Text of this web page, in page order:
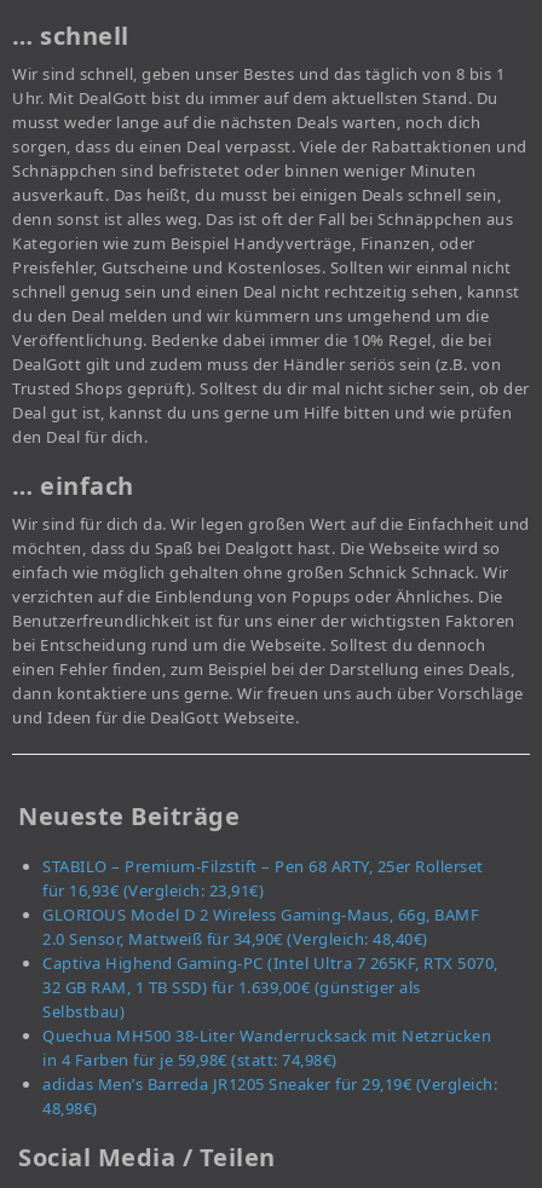
… schnell
Wir sind schnell, geben unser Bestes und das täglich von 8 bis 1
Uhr. Mit DealGott bist du immer auf dem aktuellsten Stand. Du
musst weder lange auf die nächsten Deals warten, noch dich
sorgen, dass du einen Deal verpasst. Viele der Rabattaktionen und
Schnäppchen sind befristetet oder binnen weniger Minuten
ausverkauft. Das heißt, du musst bei einigen Deals schnell sein,
denn sonst ist alles weg. Das ist oft der Fall bei Schnäppchen aus
Kategorien wie zum Beispiel Handyverträge, Finanzen, oder
Preisfehler, Gutscheine und Kostenloses. Sollten wir einmal nicht
schnell genug sein und einen Deal nicht rechtzeitig sehen, kannst
du den Deal melden und wir kümmern uns umgehend um die
Veröffentlichung. Bedenke dabei immer die 10% Regel, die bei
DealGott gilt und zudem muss der Händler seriös sein (z.B. von
Trusted Shops geprüft). Solltest du dir mal nicht sicher sein, ob der
Deal gut ist, kannst du uns gerne um Hilfe bitten und wie prüfen
den Deal für dich.
… einfach
Wir sind für dich da. Wir legen großen Wert auf die Einfachheit und
möchten, dass du Spaß bei Dealgott hast. Die Webseite wird so
einfach wie möglich gehalten ohne großen Schnick Schnack. Wir
verzichten auf die Einblendung von Popups oder Ähnliches. Die
Benutzerfreundlichkeit ist für uns einer der wichtigsten Faktoren
bei Entscheidung rund um die Webseite. Solltest du dennoch
einen Fehler finden, zum Beispiel bei der Darstellung eines Deals,
dann kontaktiere uns gerne. Wir freuen uns auch über Vorschläge
und Ideen für die DealGott Webseite.
Neueste Beiträge
STABILO – Premium-Filzstift – Pen 68 ARTY, 25er Rollerset
für 16,93€ (Vergleich: 23,91€)
GLORIOUS Model D 2 Wireless Gaming-Maus, 66g, BAMF
2.0 Sensor, Mattweiß für 34,90€ (Vergleich: 48,40€)
Captiva Highend Gaming-PC (Intel Ultra 7 265KF, RTX 5070,
32 GB RAM, 1 TB SSD) für 1.639,00€ (günstiger als
Selbstbau)
Quechua MH500 38-Liter Wanderrucksack mit Netzrücken
in 4 Farben für je 59,98€ (statt: 74,98€)
adidas Men’s Barreda JR1205 Sneaker für 29,19€ (Vergleich:
48,98€)
Social Media / Teilen